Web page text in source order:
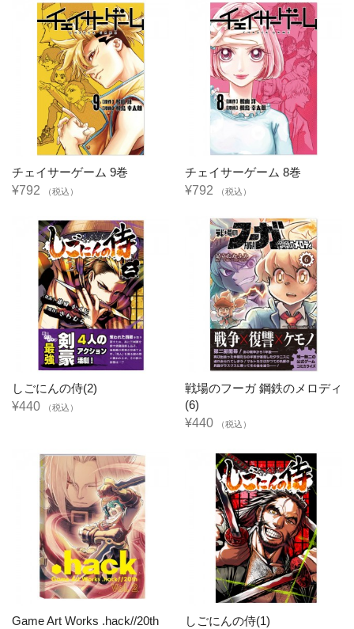
チェイサーゲーム 9巻
¥792
（税込）
チェイサーゲーム 8巻
¥792
（税込）
しごにんの侍(2)
¥440
（税込）
戦場のフーガ 鋼鉄のメロディ
(6)
¥440
（税込）
Game Art Works .hack//20th
しごにんの侍(1)